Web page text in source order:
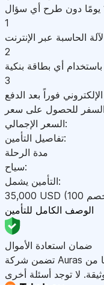
1
الحاسبة عبر الإنترنت
2
أي بطاقة بنكية
3
فوراً بعد الدفع
السفر للحصول على سعر
السعر الإجمالي:
تفاصيل التأمين:
مدة الرحلة
سياح:
التأمين يشمل:
35,000 USD
الوصف الكامل للتأمين
ضمان استعادة الأموال
تضمن شركة Auras للتأمين استرداد من المبلغ خلال 14 يومًا من